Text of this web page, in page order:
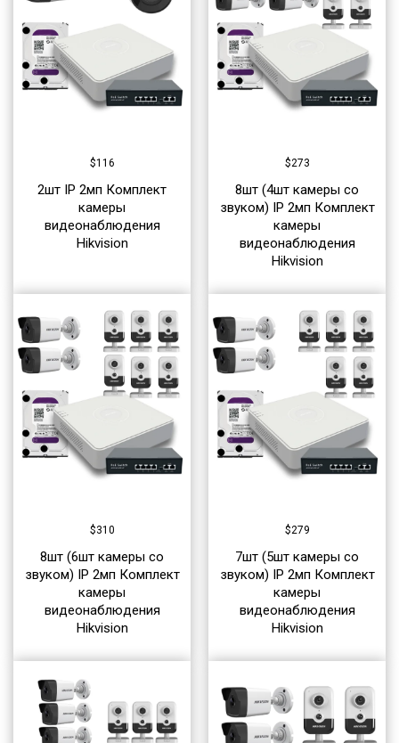
$116
2шт IP 2мп Комплект
камеры
видеонаблюдения
Hikvision
$273
8шт (4шт камеры со
звуком) IP 2мп Комплект
камеры
видеонаблюдения
Hikvision
$310
8шт (6шт камеры со
звуком) IP 2мп Комплект
камеры
видеонаблюдения
Hikvision
$279
7шт (5шт камеры со
звуком) IP 2мп Комплект
камеры
видеонаблюдения
Hikvision